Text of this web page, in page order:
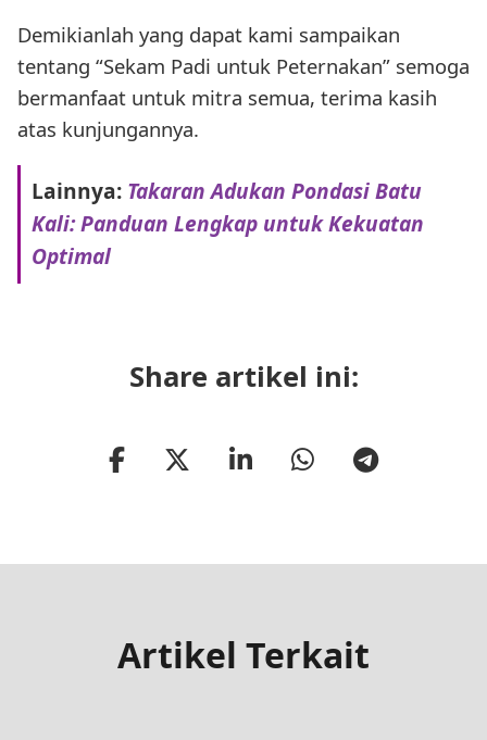
Demikianlah yang dapat kami sampaikan
tentang “Sekam Padi untuk Peternakan” semoga
bermanfaat untuk mitra semua, terima kasih
atas kunjungannya.
Lainnya: Takaran Adukan Pondasi Batu
Kali: Panduan Lengkap untuk Kekuatan
Optimal
Share artikel ini:
Artikel Terkait